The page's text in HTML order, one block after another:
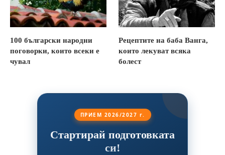
100 български народни
поговорки, които всеки е
чувал
Рецептите на баба Ванга,
които лекуват всяка
болест
ПРИЕМ 2026/2027 г.
Стартирай подготовката
си!